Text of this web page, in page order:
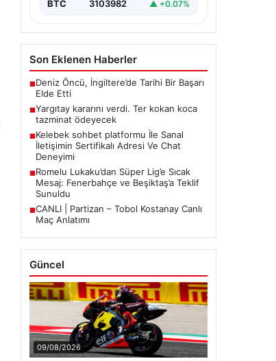
BTC 3103982 ▲ +0.07%
Son Eklenen Haberler
■Deniz Öncü, İngiltere’de Tarihi Bir Başarı
Elde Etti
■Yargıtay kararını verdi. Ter kokan koca
tazminat ödeyecek
■Kelebek sohbet platformu İle Sanal
İletişimin Sertifikalı Adresi Ve Chat
Deneyimi
■Romelu Lukaku’dan Süper Lig’e Sıcak
Mesaj: Fenerbahçe ve Beşiktaş’a Teklif
Sunuldu
■CANLI | Partizan – Tobol Kostanay Canlı
Maç Anlatımı
Güncel
09/08/2026